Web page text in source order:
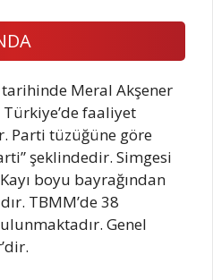
Meral Akşener
faaliyet
Parti tüzüğüne göre
şeklindedir. Simgesi
boyu bayrağından
TBMM’de 38
Genel